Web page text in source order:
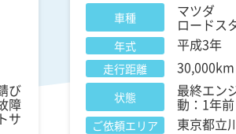
び
障
サ
車種 マツダ
ロードス
年式 平成3年
走行距離 30,000km
状態 最終エン
動：1年前
ご依頼エリア 東京都立